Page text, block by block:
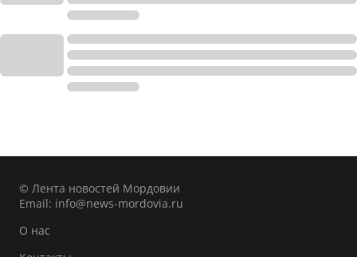
© Лента новостей Мордовии
Email: info@news-mordovia.ru
О нас